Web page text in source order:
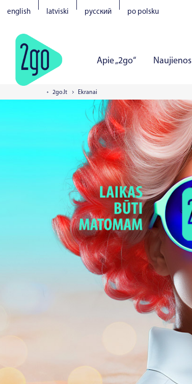
english latviski русский po polsku
Apie „2go“ Naujienos
Vilnius
Tartu Pernu Narva
2go.lt Ekranai